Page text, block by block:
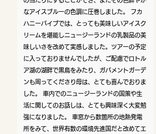
なアイスブルーの色調に圧巻しました。 フカ
ハニーバイブでは、とっても美味しいアイスク
リームを堪能しニュージーランドの乳製品の美
味しいさを改めて実感しました。ツアーの予定
に入っておりませんでしたが、ご配慮でロトル
ア湖の湖畔で黒鳥をみたり、ガバメントガーデ
ンも周ってくださり母は、とても喜んでおりま
した。 車内でのニュージーランドの国策や生
活に関してのお話しは、とても興味深く大変勉
強になりました。 車窓から数箇所の地熱発電
所をみて、世界有数の環境先進国だと改めてエ